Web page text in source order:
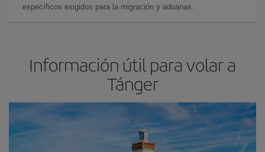
específicos exigidos para la migración y aduanas.
Información útil para volar a
Tánger